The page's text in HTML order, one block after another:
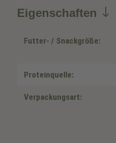
Eigenschaften
Futter- / Snackgröße:
Proteinquelle:
Verpackungsart: